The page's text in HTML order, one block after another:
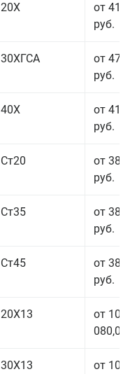
20Х
от 41
руб.
30ХГСА
от 47
руб.
40Х
от 41
руб.
Ст20
от 38
руб.
Ст35
от 38
руб.
Ст45
от 38
руб.
20Х13
от 103
080,00
30Х13
от 103